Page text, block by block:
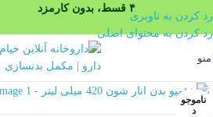
۴ قسط، بدون کارمزد
رد کردن به ناوبری
رد کردن به محتوای اصلی
منو
ناموجو
د
بزرگنمایی تصویر